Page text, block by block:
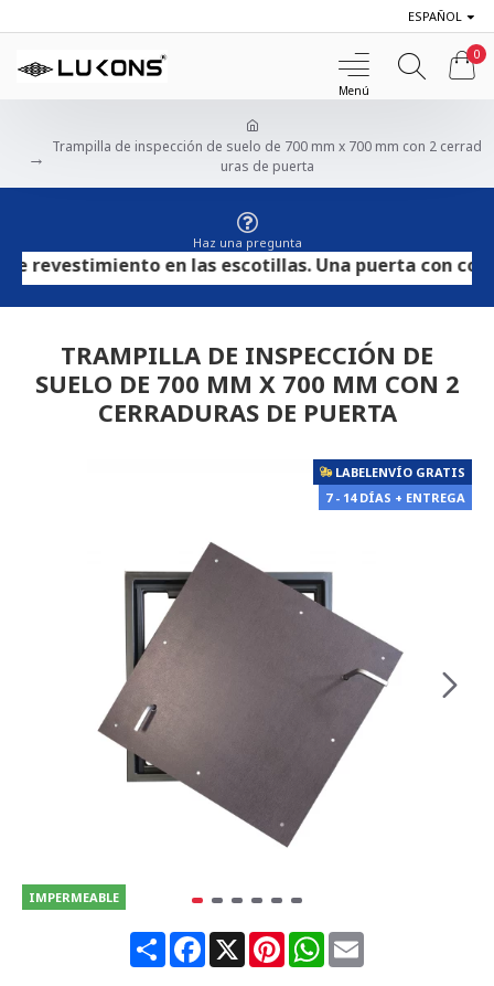
ESPAÑOL
0
Trampilla de inspección de suelo de 700 mm x 700 mm con 2 cerrad
uras de puerta
Haz una pregunta
en las escotillas. Una puerta con
TRAMPILLA DE INSPECCIÓN DE
SUELO DE 700 MM X 700 MM CON 2
CERRADURAS DE PUERTA
LABELENVÍO GRATIS
IMPERMEABLE
7 - 14 DÍAS + ENTREGA
ShareFacebook
X PinterestWhatsApp
Email